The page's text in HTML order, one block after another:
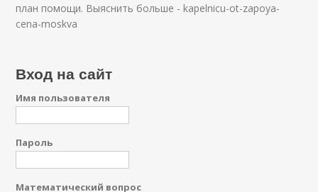
план помощи. Выяснить больше - kapelnicu-ot-zapoya-
cena-moskva
Вход на сайт
Имя пользователя
Пароль
Математический вопрос